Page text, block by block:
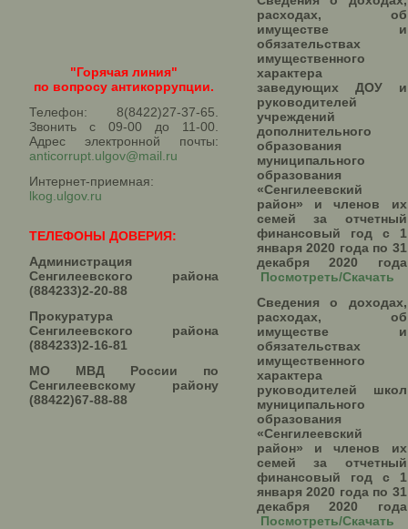
"Горячая линия"
по вопросу антикоррупции.
Телефон: 8(8422)27-37-65.
Звонить с 09-00 до 11-00.
Адрес электронной почты:
anticorrupt.ulgov@mail.ru
Интернет-приемная:
lkog.ulgov.ru
ТЕЛЕФОНЫ ДОВЕРИЯ:
Администрация
Сенгилеевского района
(884233)2-20-88
Прокуратура
Сенгилеевского района
(884233)2-16-81
МО МВД России по
Сенгилеевскому району
(88422)67-88-88
расходах, об
имуществе и
обязательствах
имущественного
характера
заведующих ДОУ и
руководителей
учреждений
дополнительного
образования
муниципального
образования
«Сенгилеевский
район» и членов их
семей за отчетный
финансовый год с 1
января 2020 года по 31
декабря 2020 года
Посмотреть/Скачать
Сведения о доходах,
расходах, об
имуществе и
обязательствах
имущественного
характера
руководителей школ
муниципального
образования
«Сенгилеевский
район» и членов их
семей за отчетный
финансовый год с 1
января 2020 года по 31
декабря 2020 года
Посмотреть/Скачать